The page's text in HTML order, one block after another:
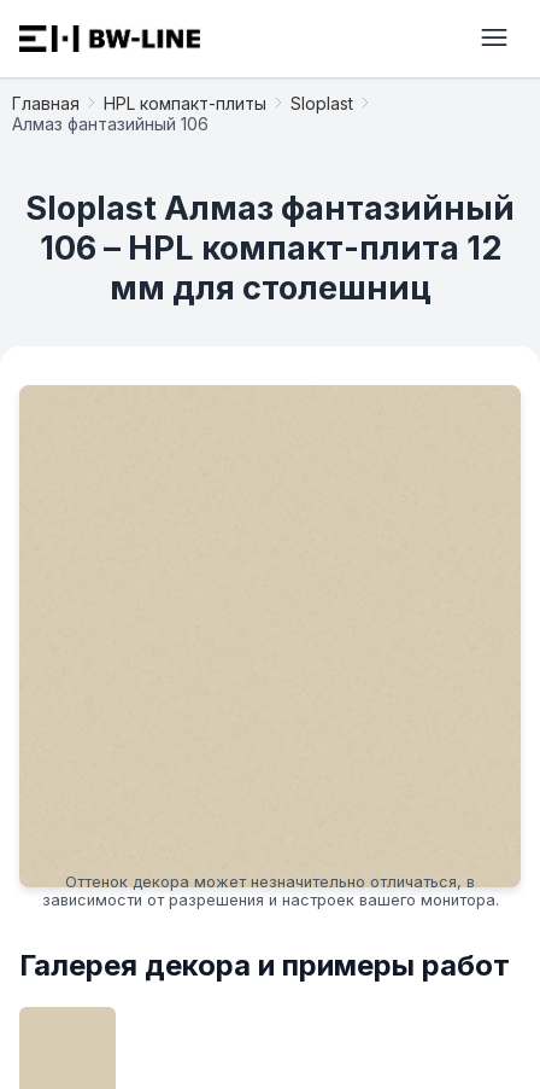
Главная HPL компакт-плиты
Sloplast
Алмаз фантазийный 106
Sloplast Алмаз фантазийный
106 – HPL компакт-плита 12
мм для столешниц
Оттенок декора может незначительно отличаться, в
зависимости от разрешения и настроек вашего монитора.
Галерея декора и примеры работ